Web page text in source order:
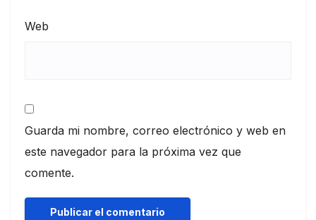
Web
Guarda mi nombre, correo electrónico y web en
este navegador para la próxima vez que
comente.